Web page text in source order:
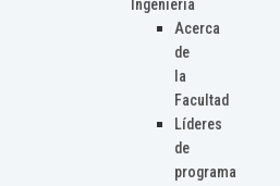
Ingeniería
Acerca
de
la
Facultad
Líderes
de
programa